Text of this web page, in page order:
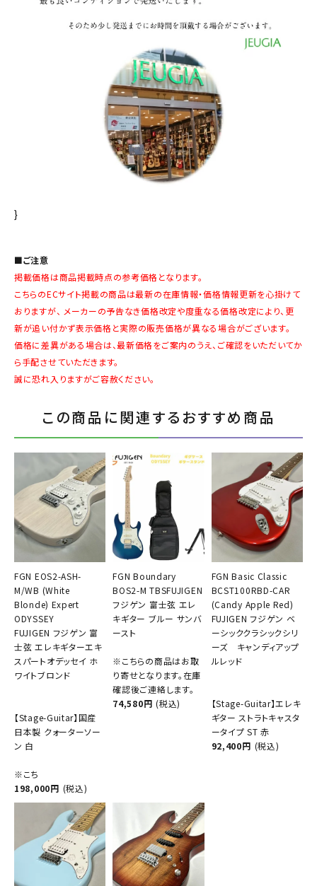
}
■ご注意
掲載価格は商品掲載時点の参考価格となります。
こちらのECサイト掲載の商品は最新の在庫情報・価格情報更新を心掛けて
おりますが、 メーカーの予告なき価格改定や度重なる価格改定により、更
新が追い付かず表示価格と実際の販売価格が異なる場合がございます。
価格に差異がある場合は、最新価格をご案内のうえ、ご確認をいただいてか
ら手配させていただきます。
誠に恐れ入りますがご容赦ください。
この商品に関連するおすすめ商品
FGN EOS2-ASH-
M/WB (White
Blonde) Expert
ODYSSEY
FUJIGEN フジゲン 富
士弦 エレキギターエキ
スパートオデッセイ ホ
ワイトブロンド
【Stage-Guitar】国産
日本製 クォーターソー
ン 白
※こち
198,000円 (税込)
FGN Boundary
BOS2-M TBSFUJIGEN
フジゲン 富士弦 エレ
キギター ブルー サンバ
ースト
※こちらの商品はお取
り寄せとなります。在庫
確認後ご連絡します。
74,580円 (税込)
FGN Basic Classic
BCST100RBD-CAR
(Candy Apple Red)
FUJIGEN フジゲン ベ
ーシッククラシックシリ
ーズ キャンディアップ
ルレッド
【Stage-Guitar】エレキ
ギター ストラトキャスタ
ータイプ ST 赤
92,400円 (税込)